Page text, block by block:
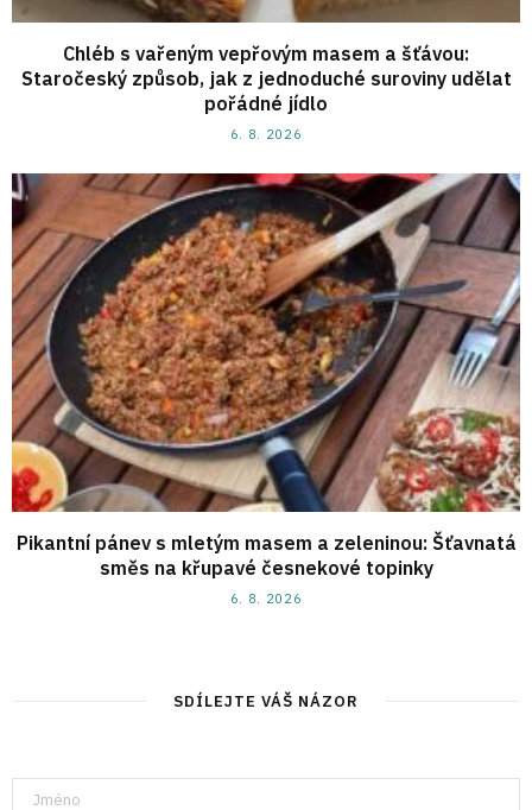
Chléb s vařeným vepřovým masem a šťávou:
Staročeský způsob, jak z jednoduché suroviny udělat
pořádné jídlo
6. 8. 2026
Pikantní pánev s mletým masem a zeleninou: Šťavnatá
směs na křupavé česnekové topinky
6. 8. 2026
SDÍLEJTE VÁŠ NÁZOR